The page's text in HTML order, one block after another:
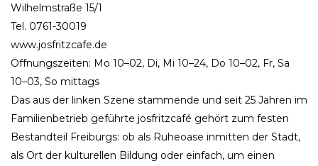
Wilhelmstraße 15/1
Tel. 0761-30019
www.josfritzcafe.de
Öffnungszeiten: Mo 10–02, Di, Mi 10–24, Do 10–02, Fr, Sa
10–03, So mittags
Das aus der linken Szene stammende und seit 25 Jahren im
Familienbetrieb geführte josfritzcafé gehört zum festen
Bestandteil Freiburgs: ob als Ruheoase inmitten der Stadt,
als Ort der kulturellen Bildung oder einfach, um einen